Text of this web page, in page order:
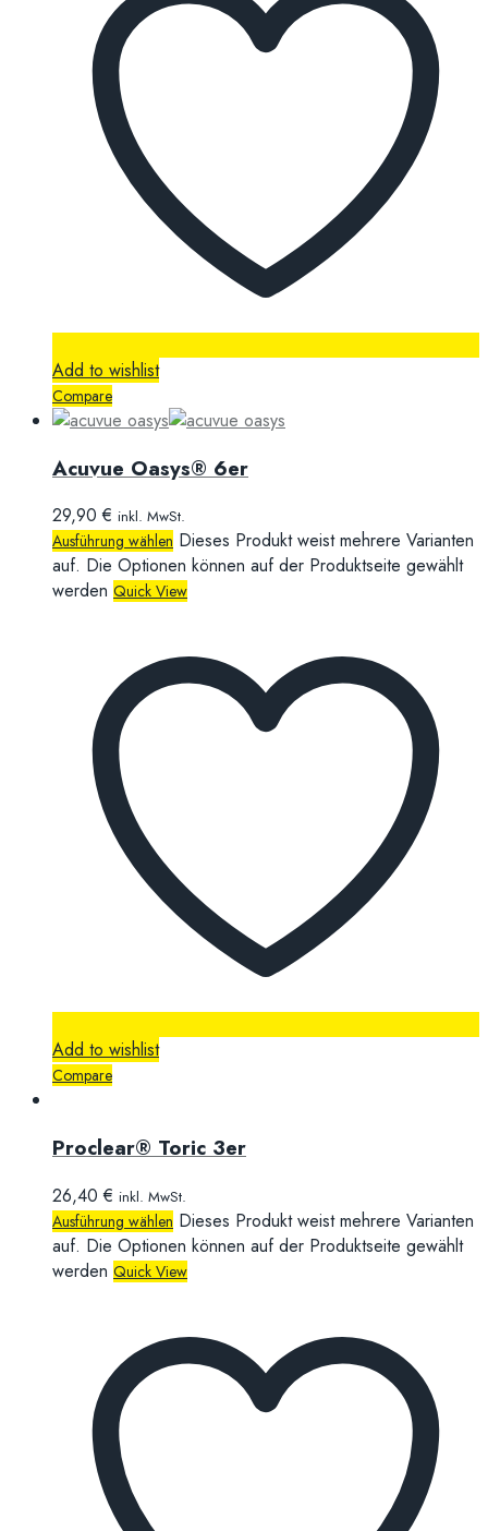
Add to wishlist
Compare
Acuvue Oasys® 6er
29,90€ inkl. MwSt.
Ausführung wählen Dieses Produkt weist mehrere Varianten
auf. Die Optionen können auf der Produktseite gewählt
werden Quick View
Add to wishlist
Compare
Proclear® Toric 3er
26,40€ inkl. MwSt.
Ausführung wählen Dieses Produkt weist mehrere Varianten
auf. Die Optionen können auf der Produktseite gewählt
werden Quick View